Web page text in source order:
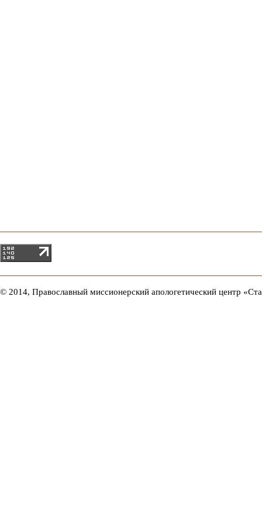
© 2014, Православный миссионерский апологетический центр